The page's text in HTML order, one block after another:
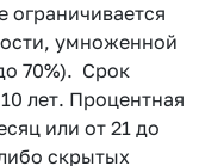
умноженной
70%). Срок
лет. Процентная
или от 21 до
скрытых